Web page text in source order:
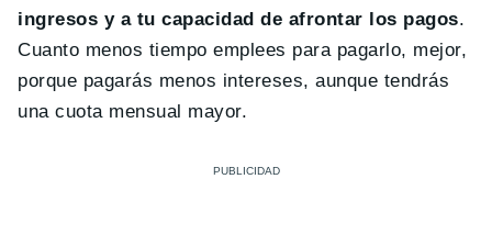
ingresos y a tu capacidad de afrontar los pagos.
Cuanto menos tiempo emplees para pagarlo, mejor,
porque pagarás menos intereses, aunque tendrás
una cuota mensual mayor.